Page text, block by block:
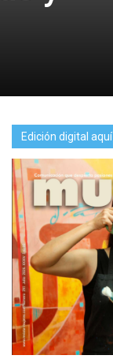
Edición digital aquí